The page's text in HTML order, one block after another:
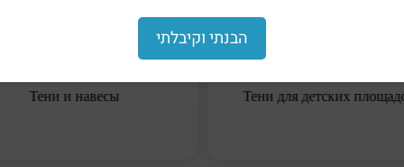
Тени и навесы Тени для детских
הבנתי וקיבלתי